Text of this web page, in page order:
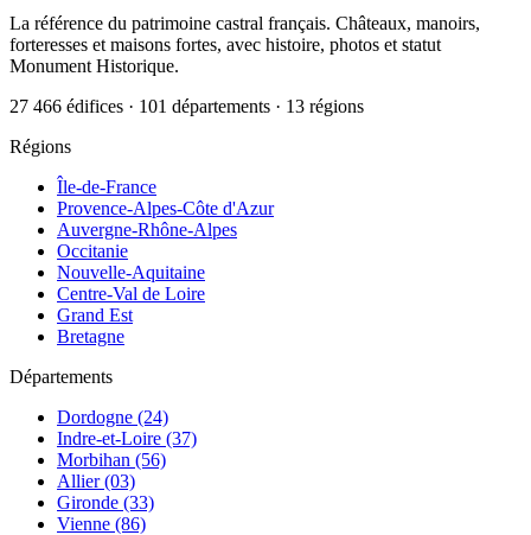
La référence du patrimoine castral français. Châteaux, manoirs,
forteresses et maisons fortes, avec histoire, photos et statut
Monument Historique.
27 466 édifices · 101 départements · 13 régions
Régions
Île-de-France
Provence-Alpes-Côte d'Azur
Auvergne-Rhône-Alpes
Occitanie
Nouvelle-Aquitaine
Centre-Val de Loire
Grand Est
Bretagne
Départements
Dordogne (24)
Indre-et-Loire (37)
Morbihan (56)
Allier (03)
Gironde (33)
Vienne (86)